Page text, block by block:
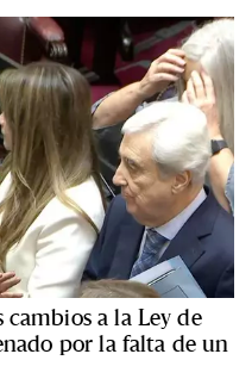
a la Ley de
por la falta de un